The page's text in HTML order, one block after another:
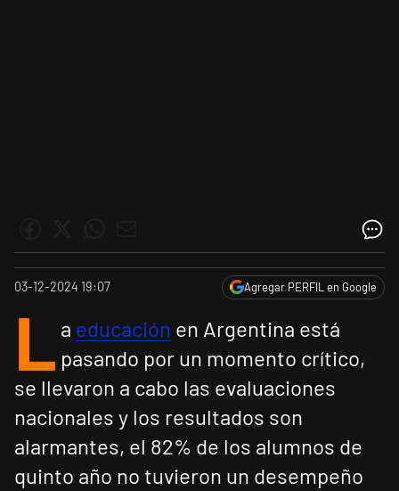
03-12-2024 19:07 Agregar PERFIL en Google
L a educación en Argentina está
pasando por un momento crítico,
se llevaron a cabo las evaluaciones
nacionales y los resultados son
alarmantes, el 82% de los alumnos de
quinto año no tuvieron un desempeño